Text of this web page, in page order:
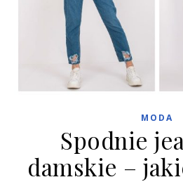
MODA
Spodnie
damskie –